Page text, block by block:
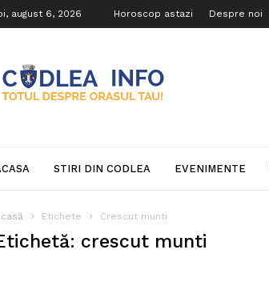
august 6, 2026 Horoscop astazi Despre noi
Info
STIRI DIN CODLEA EVENIMENTE
Etichete Crescut munti
crescut munti